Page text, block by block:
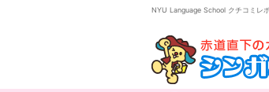
NYU Language School クチコミレ